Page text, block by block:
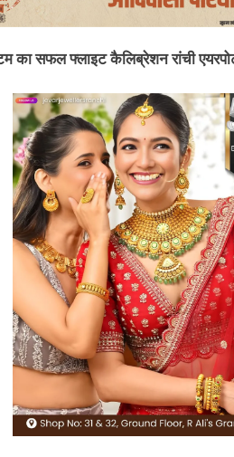
का सफल फ्लाइट कैलिब्रेशन रांची